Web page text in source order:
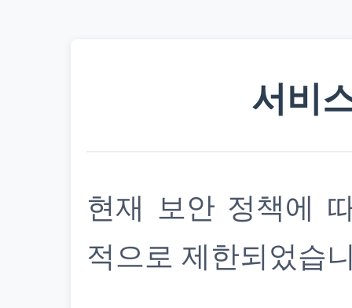
서비
현재 보안 정책에
적으로 제한되었습